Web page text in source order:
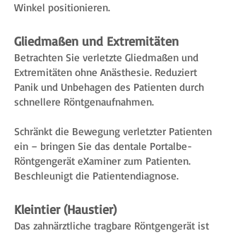
Winkel positionieren.
Gliedmaßen und Extremitäten
Betrachten Sie verletzte Gliedmaßen und
Extremitäten ohne Anästhesie. Reduziert
Panik und Unbehagen des Patienten durch
schnellere Röntgenaufnahmen.
Schränkt die Bewegung verletzter Patienten
ein – bringen Sie das dentale Portalbe-
Röntgengerät eXaminer zum Patienten.
Beschleunigt die Patientendiagnose.
Kleintier (Haustier)
Das zahnärztliche tragbare Röntgengerät ist